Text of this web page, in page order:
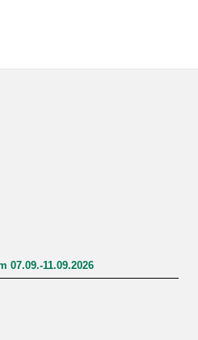
07.09.-11.09.2026
ProfileProfile